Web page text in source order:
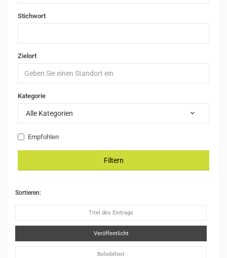
Stichwort
Zielort
Kategorie
Alle Kategorien
Empfohlen
Filtern
Sortieren:
Titel des Eintrags
Veröffentlicht
Beliebtheit